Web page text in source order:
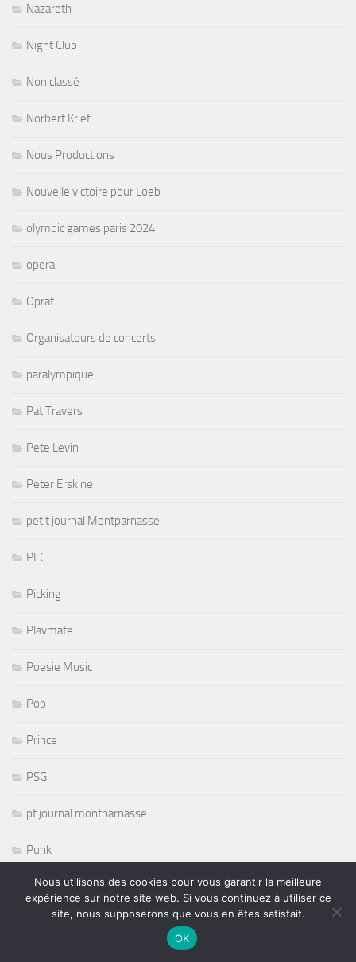
Nazareth
Night Club
Non classé
Norbert Krief
Nous Productions
Nouvelle victoire pour Loeb
olympic games paris 2024
opera
Oprat
Organisateurs de concerts
paralympique
Pat Travers
Pete Levin
Peter Erskine
petit journal Montparnasse
PFC
Picking
Playmate
Poesie Music
Pop
Prince
PSG
pt journal montparnasse
Punk
r and b
Nous utilisons des cookies pour vous garantir la meilleure
expérience sur notre site web. Si vous continuez à utiliser ce
site, nous supposerons que vous en êtes satisfait.
OK